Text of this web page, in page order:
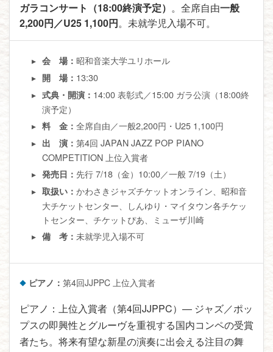
ガラコンサート（18:00終演予定） 。全席自由一般
2,200円／U25 1,100円。未就学児入場不可。
会 場： 昭和音楽大学ユリホール
開 場： 13:30
式典・開演： 14:00 表彰式／15:00 ガラ公演（18:00終
演予定）
料 金：全席自由／一般2,200円・U25 1,100円
出 演：第4回 JAPAN JAZZ POP PIANO
COMPETITION 上位入賞者
発売日： 先行 7/18（金）10:00／一般 7/19（土）
取扱い：かわさきジャズチケットオンライン、昭和音
大チケットセンター、しんゆり・マイタウン各チケッ
トセンター、チケットぴあ、ミューザ川崎
備 考：未就学児入場不可
ピアノ：第4回JJPPC 上位入賞者
ピアノ：上位入賞者（第4回JJPPC）— ジャズ／ポッ
プスの即興性とグルーヴを重視する国内コンペの受賞
者たち。将来有望な新星の演奏に出会える注目の舞